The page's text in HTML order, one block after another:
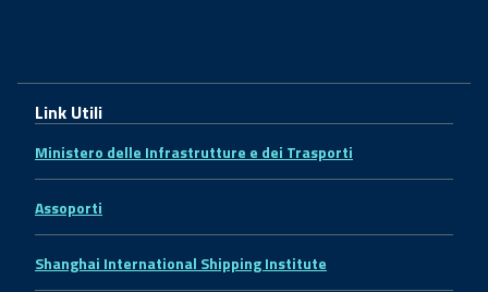
Link Utili
Ministero delle Infrastrutture e dei Trasporti
Assoporti
Shanghai International Shipping Institute